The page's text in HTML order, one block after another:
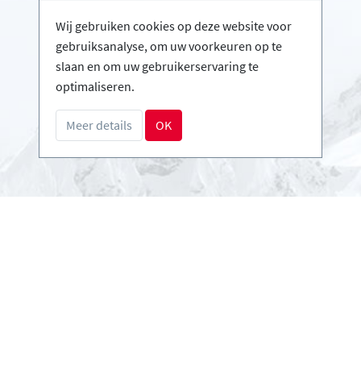
Infos
Login - Skischolen
Word partner
Download Persmap
Wij gebruiken cookies op deze website voor
gebruiksanalyse, om uw voorkeuren op te
slaan en om uw gebruikerservaring te
optimaliseren.
Meer details OK